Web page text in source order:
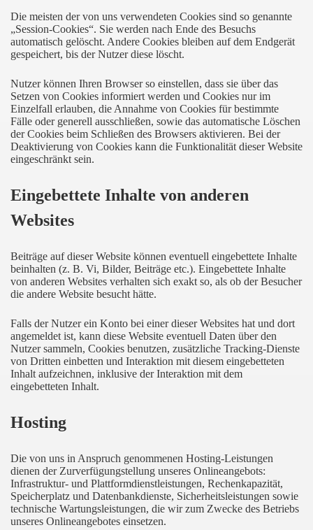
Die meisten der von uns verwendeten Cookies sind so genannte
„Session-Cookies“. Sie werden nach Ende des Besuchs
automatisch gelöscht. Andere Cookies bleiben auf dem Endgerät
gespeichert, bis der Nutzer diese löscht.
Nutzer können Ihren Browser so einstellen, dass sie über das
Setzen von Cookies informiert werden und Cookies nur im
Einzelfall erlauben, die Annahme von Cookies für bestimmte
Fälle oder generell ausschließen, sowie das automatische Löschen
der Cookies beim Schließen des Browsers aktivieren. Bei der
Deaktivierung von Cookies kann die Funktionalität dieser Website
eingeschränkt sein.
Eingebettete Inhalte von anderen
Websites
Beiträge auf dieser Website können eventuell eingebettete Inhalte
beinhalten (z. B. Vi, Bilder, Beiträge etc.). Eingebettete Inhalte
von anderen Websites verhalten sich exakt so, als ob der Besucher
die andere Website besucht hätte.
Falls der Nutzer ein Konto bei einer dieser Websites hat und dort
angemeldet ist, kann diese Website eventuell Daten über den
Nutzer sammeln, Cookies benutzen, zusätzliche Tracking-Dienste
von Dritten einbetten und Interaktion mit diesem eingebetteten
Inhalt aufzeichnen, inklusive der Interaktion mit dem
eingebetteten Inhalt.
Hosting
Die von uns in Anspruch genommenen Hosting-Leistungen
dienen der Zurverfügungstellung unseres Onlineangebots:
Infrastruktur- und Plattformdienstleistungen, Rechenkapazität,
Speicherplatz und Datenbankdienste, Sicherheitsleistungen sowie
technische Wartungsleistungen, die wir zum Zwecke des Betriebs
unseres Onlineangebotes einsetzen.